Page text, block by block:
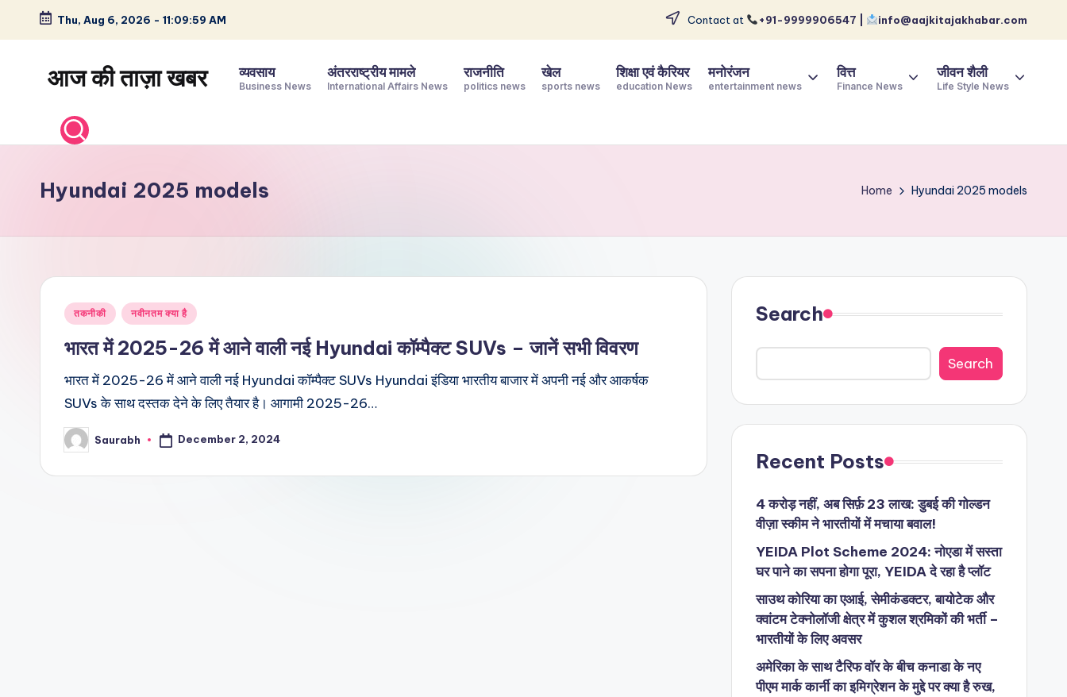
Skip
content
Thu, Aug 6, 2026 - 11:10:00 AM Contact at +91-9999906547 | info@aajkitajakhabar.com
आज की ताज़ा खबर
–
और
विश्व
व्यवसाय
Business News
अंतरराष्ट्रीय मामले
International Affairs News
राजनीति
politics news
खेल
sports news
शिक्षा एवं कैरियर
education News
मनोरंजन
entertainment news
वित्त
Finance News
जीवन शैली
Life Style News
Hyundai 2025 models Home Hyundai 2025 models
Posted
तकनीकी नवीनतम क्या है
भारत में 2025-26 में आने वाली नई Hyundai कॉम्पैक्ट SUVs – जानें सभी विवरण
भारत में 2025-26 में आने वाली नई Hyundai कॉम्पैक्ट SUVs Hyundai इंडिया भारतीय बाजार में अपनी नई और आकर्षक
SUVs के साथ दस्तक देने के लिए तैयार है। आगामी 2025-26…
Posted
by
Saurabh December 2, 2024
Search
Search
Recent Posts
4 करोड़ नहीं, अब सिर्फ़ 23 लाख: डुबई की गोल्डन
वीज़ा स्कीम ने भारतीयों में मचाया बवाल!
YEIDA Plot Scheme 2024: नोएडा में सस्ता
घर पाने का सपना होगा पूरा, YEIDA दे रहा है प्लॉट
साउथ कोरिया का एआई, सेमीकंडक्टर, बायोटेक और
क्वांटम टेक्नोलॉजी क्षेत्र में कुशल श्रमिकों की भर्ती –
भारतीयों के लिए अवसर
अमेरिका के साथ टैरिफ वॉर के बीच कनाडा के नए
पीएम मार्क कार्नी का इमिग्रेशन के मुद्दे पर क्या है रुख,